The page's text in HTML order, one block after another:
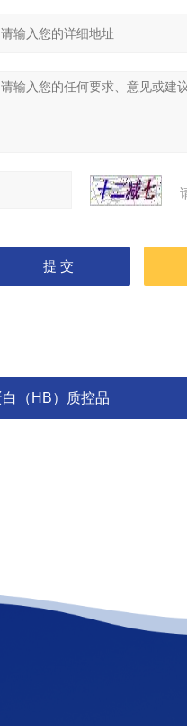
白（HB）质控品